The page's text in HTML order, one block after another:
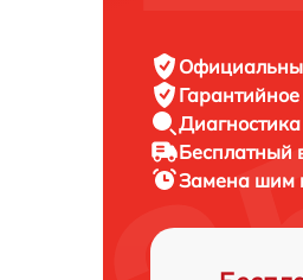
Бесплатный
Замена шим